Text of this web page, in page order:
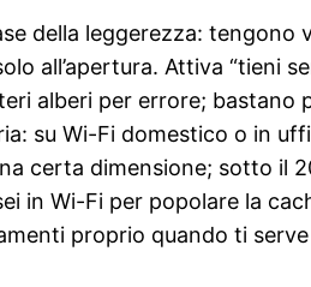
della leggerezza:
all’apertura. Attiva “tieni
alberi per errore; bastano
su Wi-Fi domestico o in
certa dimensione; sotto il
in Wi-Fi per popolare la
proprio quando ti